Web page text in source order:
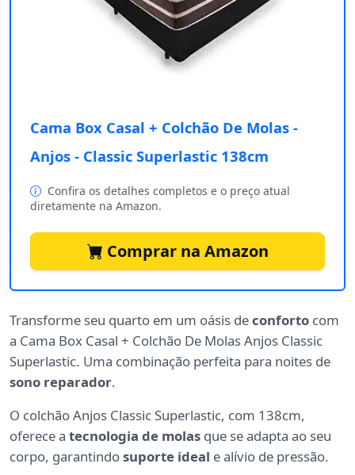
Cama Box Casal + Colchão De Molas -
Anjos - Classic Superlastic 138cm
Confira os detalhes completos e o preço atual
diretamente na Amazon.
Comprar na Amazon
Transforme seu quarto em um oásis deconforto com
a Cama Box Casal + Colchão De Molas Anjos Classic
Superlastic. Uma combinação perfeita para noites de
sono reparador.
O colchão Anjos Classic Superlastic, com 138cm,
oferece a tecnologia de molas que se adapta ao seu
corpo, garantindosuporte ideal e alívio de pressão.